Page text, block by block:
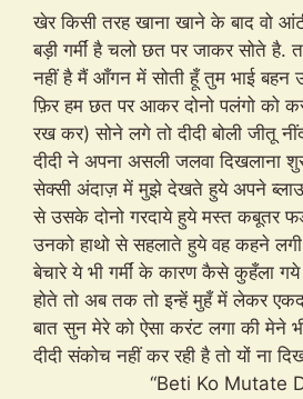
खेर किसी तरह खाना खाने के बाद वो
बड़ी गर्मीं है चलो छत पर जाकर सोते है.
नहीं है मैं आँगन में सोती हूँ तुम भाई बहन
फ़िर हम छत पर आकर दोनो पलंगो को
रख कर) सोने लगे तो दीदी बोली जीतू
दीदी ने अपना असली जलवा दिखलाना
सेक्सी अंदाज़ में मुझे देखते हुये अपने
से उसके दोनो गरदाये हुये मस्त कबूतर
उनको हाथो से सहलाते हुये वह कहने
बेचारे ये भी गर्मीं के कारण कैसे कुहँला
होते तो अब तक तो इन्हें मुहँ में लेकर
बात सुन मेरे को ऐसा करंट लगा की मेने
दीदी संकोच नहीं कर रही है तो यों ना
“Beti Ko Mutate